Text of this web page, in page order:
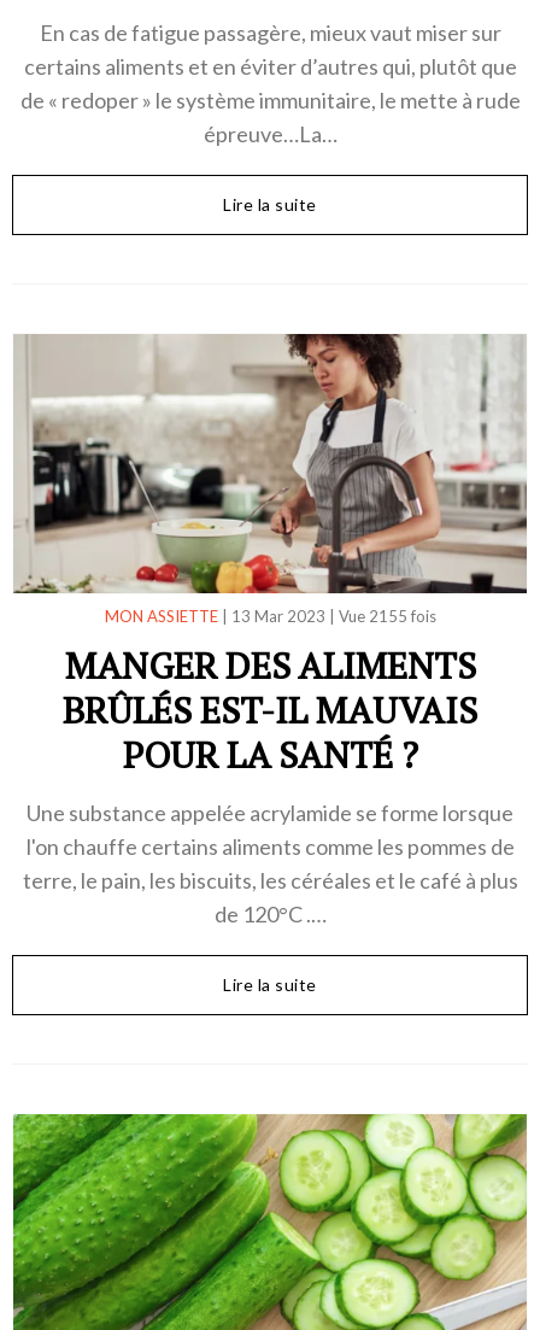
En cas de fatigue passagère, mieux vaut miser sur
certains aliments et en éviter d’autres qui, plutôt que
de « redoper » le système immunitaire, le mette à rude
épreuve…La…
Lire la suite
MON ASSIETTE| 13 Mar 2023 Vue 2155 fois
MANGER DES ALIMENTS
BRÛLÉS EST-IL MAUVAIS
POUR LA SANTÉ ?
Une substance appelée acrylamide se forme lorsque
l'on chauffe certains aliments comme les pommes de
terre, le pain, les biscuits, les céréales et le café à plus
de 120°C .…
Lire la suite